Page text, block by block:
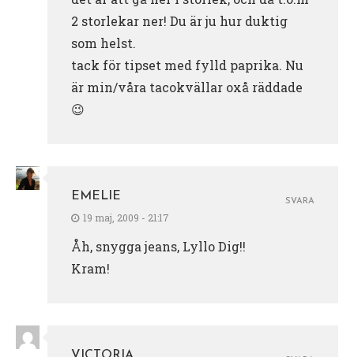
2 storlekar ner! Du är ju hur duktig
som helst.
tack för tipset med fylld paprika. Nu
är min/våra tacokvällar oxå räddade
😉
EMELIE
19 maj, 2009 - 21:17
Åh, snygga jeans, Lyllo Dig!!
Kram!
SVARA